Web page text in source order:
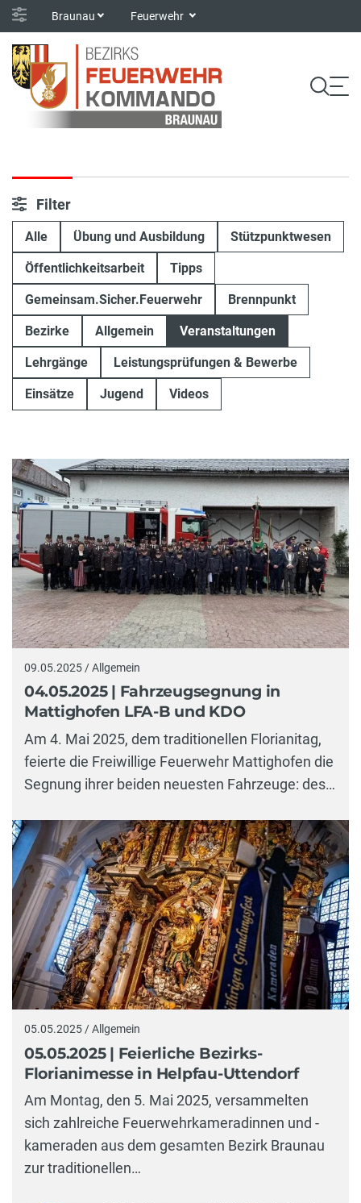
Braunau Feuerwehr
Filter
Alle Übung und Ausbildung Stützpunktwesen
Öffentlichkeitsarbeit Tipps
Gemeinsam.Sicher.Feuerwehr Brennpunkt
Bezirke Allgemein Veranstaltungen
Lehrgänge Leistungsprüfungen & Bewerbe
Einsätze Jugend Videos
09.05.2025 / Allgemein
04.05.2025 | Fahrzeugsegnung in
Mattighofen LFA-B und KDO
Am 4. Mai 2025, dem traditionellen Florianitag,
feierte die Freiwillige Feuerwehr Mattighofen die
Segnung ihrer beiden neuesten Fahrzeuge: des…
05.05.2025 / Allgemein
05.05.2025 | Feierliche Bezirks-
Florianimesse in Helpfau-Uttendorf
Am Montag, den 5. Mai 2025, versammelten
sich zahlreiche Feuerwehrkameradinnen und -
kameraden aus dem gesamten Bezirk Braunau
zur traditionellen…